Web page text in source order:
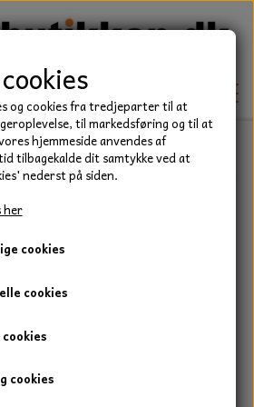
TEKNIK
KILEREMME
LEJER
PAKDÅSER
LÅSERINGE
PARK
TIL PLÆNEKLIPPER OG
HAVETRAKTOR
ENTREPRENØR
og tilbehør Simplex
og cookies fra tredjeparter til at
til markedsføring og til at
hjemmeside anvendes af
tilbagekalde dit samtykke ved at
nederst på siden.
her
cookies
cookies
cookies